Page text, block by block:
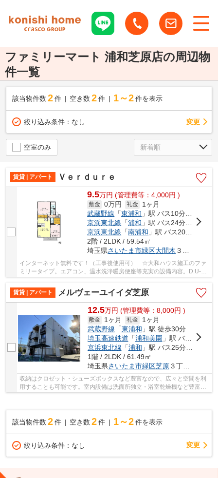
ファミリーマート 浦和芝原店の周辺物
件一覧
該当物件数 2件 空き数 2 件 1～2 件を表示
絞り込み条件： なし 変更
空室のみ
賃貸 | アパート Ｖｅｒｄｕｒｅ
9.5万円 (管理費等：4,000円 )
敷金 0万円 礼金
1ヶ月
武蔵野線 「東浦和 」駅 バス10分 「芝原」 停歩2分
京浜東北線 「浦和 」駅 バス24分 「芝原一丁目」 停歩4分
京浜東北線 「南浦和 」駅 バス20分 「芝原一丁目」 停歩4分
2階 / 2LDK / 59.54㎡
埼玉県さいたま市緑区大間木 ３丁目２８-８
インターネット無料です！（工事後使用可） ☆大和ハウス施工のファ
ミリータイプ。エアコン、温水洗浄暖房便座等充実の設備内容。D.U-
賃貸 | アパート
メルヴェーユイイダ芝原
12.5万円 (管理費等：8,000円 )
敷金 1ヶ月 礼金
1ヶ月
武蔵野線 「東浦和 」駅 徒歩30分
埼玉高速鉄道 「浦和美園 」駅 バス12分 「芝原二丁目」 停歩2分
京浜東北線 「浦和 」駅 バス25分 「芝原二丁目」 停歩2分
1階 / 2LDK / 61.49㎡
埼玉県さいたま市緑区芝原３丁目１３-１０
収納はクロゼット・シューズボックスなど豊富なので、広々と空間を利
用することも可能です。室内設備は洗面所独立・浴室乾燥機など豊富に
該当物件数 2件 空き数 2 件 1～2 件を表示
絞り込み条件： なし 変更